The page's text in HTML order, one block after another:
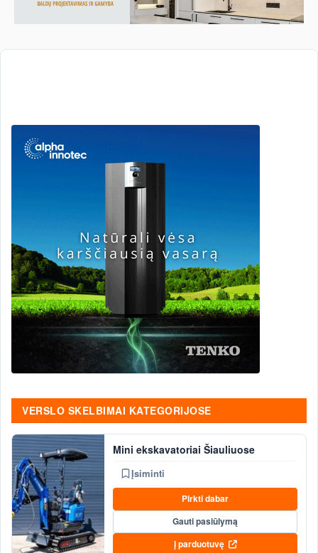
VERSLO SKELBIMAI KATEGORIJOSE
Mini ekskavatoriai Šiauliuose
Įsiminti
Pirkti dabar
Gauti pasiūlymą
Į parduotuvę